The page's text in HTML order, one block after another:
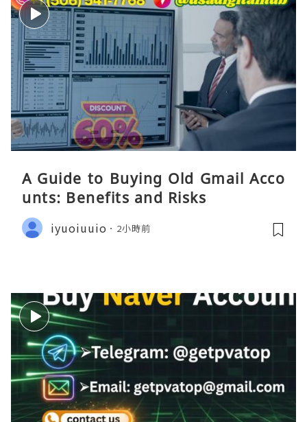
A Guide to Buying Old Gmail Acco
unts: Benefits and Risks
iyuoiuuio 2小時前